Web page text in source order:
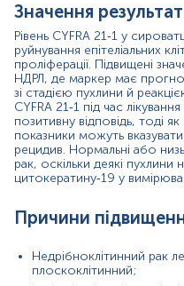
Хірургічне
Зникнення запальних
Відновлення
Лабораторні
(наприклад,
Показання до призначення
напрямках
Онкологія:
моніторинг
рецидиву при НДРЛ та
Пульмонологія:
злоякісність.
Торакальна хірургія:
Значення
Рівень CYFRA 21‑1 у
руйнування епітеліальних
проліферації. Підвищені
НДРЛ, де маркер має
зі стадією пухлини й
CYFRA 21‑1 під час
позитивну відповідь, тоді
показники можуть
рецидив. Нормальні або
рак, оскільки деякі
цитокератину‑19 у
Причини
Недрібноклітинний рак
плоскоклітинний;